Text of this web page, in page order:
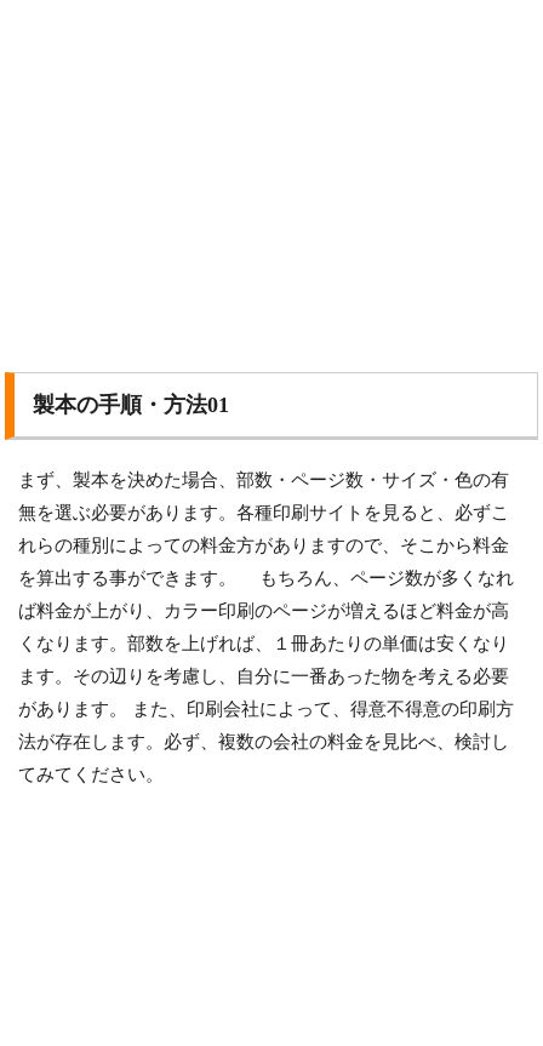
製本の手順・方法01
まず、製本を決めた場合、部数・ページ数・サイズ・色の有
無を選ぶ必要があります。各種印刷サイトを見ると、必ずこ
れらの種別によっての料金方がありますので、そこから料金
を算出する事ができます。 もちろん、ページ数が多くなれ
ば料金が上がり、カラー印刷のページが増えるほど料金が高
くなります。部数を上げれば、１冊あたりの単価は安くなり
ます。その辺りを考慮し、自分に一番あった物を考える必要
があります。 また、印刷会社によって、得意不得意の印刷方
法が存在します。必ず、複数の会社の料金を見比べ、検討し
てみてください。